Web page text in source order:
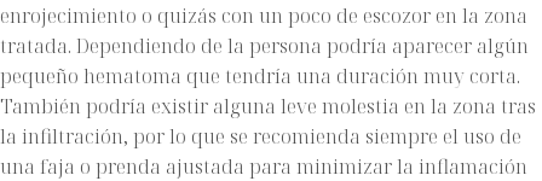
enrojecimiento o quizás con un poco de escozor en la zona
tratada. Dependiendo de la persona podría aparecer algún
pequeño hematoma que tendría una duración muy corta.
También podría existir alguna leve molestia en la zona tras
la infiltración, por lo que se recomienda siempre el uso de
una faja o prenda ajustada para minimizar la inflamación